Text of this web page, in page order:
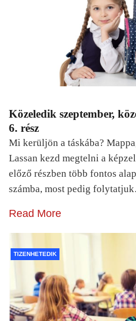
Közeledik szeptember,
6. rész
Mi kerüljön a táskába?
Lassan kezd megtelni a
előző részben több fontos
számba, most pedig
Read More
TIZENHETEDIK